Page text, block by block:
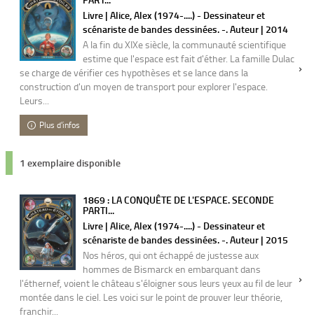
Livre | Alice, Alex (1974-....) - Dessinateur et
scénariste de bandes dessinées. -. Auteur | 2014
A la fin du XIXe siècle, la communauté scientifique
estime que l'espace est fait d'éther. La famille Dulac
se charge de vérifier ces hypothèses et se lance dans la
construction d'un moyen de transport pour explorer l'espace.
Leurs...
Plus d'infos
1 exemplaire disponible
1869 : LA CONQUÊTE DE L'ESPACE. SECONDE
PARTI...
Livre | Alice, Alex (1974-....) - Dessinateur et
scénariste de bandes dessinées. -. Auteur | 2015
Nos héros, qui ont échappé de justesse aux
hommes de Bismarck en embarquant dans
l'éthernef, voient le château s'éloigner sous leurs yeux au fil de leur
montée dans le ciel. Les voici sur le point de prouver leur théorie,
franchir...